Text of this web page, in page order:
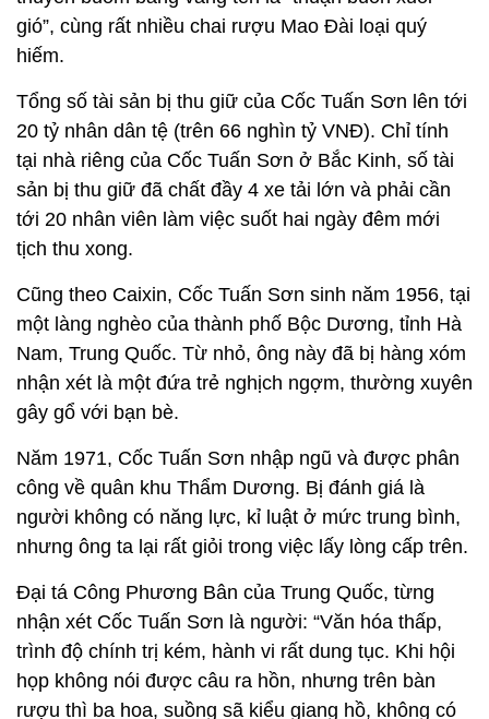
gió”, cùng rất nhiều chai rượu Mao Đài loại quý
hiếm.
Tổng số tài sản bị thu giữ của Cốc Tuấn Sơn lên tới
20 tỷ nhân dân tệ (trên 66 nghìn tỷ VNĐ). Chỉ tính
tại nhà riêng của Cốc Tuấn Sơn ở Bắc Kinh, số tài
sản bị thu giữ đã chất đầy 4 xe tải lớn và phải cần
tới 20 nhân viên làm việc suốt hai ngày đêm mới
tịch thu xong.
Cũng theo Caixin, Cốc Tuấn Sơn sinh năm 1956, tại
một làng nghèo của thành phố Bộc Dương, tỉnh Hà
Nam, Trung Quốc. Từ nhỏ, ông này đã bị hàng xóm
nhận xét là một đứa trẻ nghịch ngợm, thường xuyên
gây gổ với bạn bè.
Năm 1971, Cốc Tuấn Sơn nhập ngũ và được phân
công về quân khu Thẩm Dương. Bị đánh giá là
người không có năng lực, kỉ luật ở mức trung bình,
nhưng ông ta lại rất giỏi trong việc lấy lòng cấp trên.
Đại tá Công Phương Bân của Trung Quốc, từng
nhận xét Cốc Tuấn Sơn là người: “Văn hóa thấp,
trình độ chính trị kém, hành vi rất dung tục. Khi hội
họp không nói được câu ra hồn, nhưng trên bàn
rượu thì ba hoa, suồng sã kiểu giang hồ, không có